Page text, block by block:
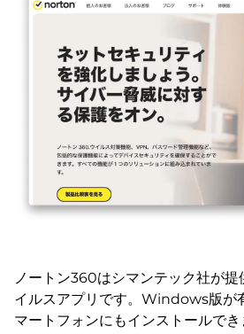
ノートン360はシマンテック社が提
イルスアプリです。Windows版が
マートフォンにもインストールで